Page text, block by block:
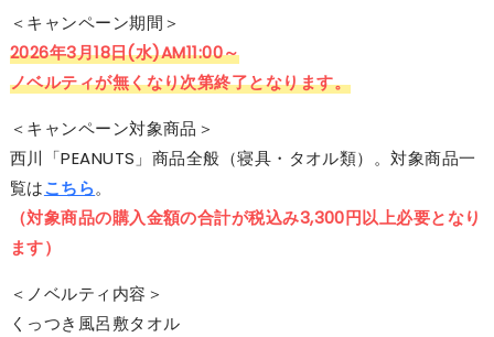
＜キャンペーン期間＞
2026年3月18日(水)AM11:00～
ノベルティが無くなり次第終了となります。
＜キャンペーン対象商品＞
西川「PEANUTS」商品全般（寝具・タオル類）。対象商品一
覧はこちら。
（対象商品の購入金額の合計が税込み3,300円以上必要となり
ます）
＜ノベルティ内容＞
くっつき風呂敷タオル